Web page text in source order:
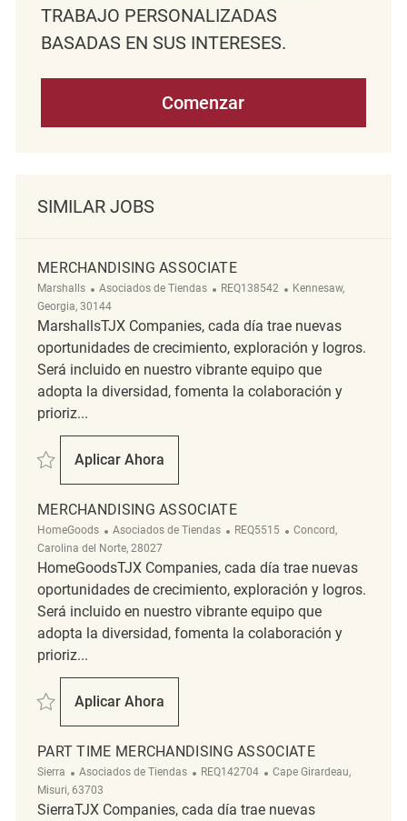
TRABAJO PERSONALIZADAS
BASADAS EN SUS INTERESES.
Comenzar
SIMILAR JOBS
MERCHANDISING ASSOCIATE
Marshalls Categoría
Asociados de Tiendas ReqId
REQ138542 Ubicación
Kennesaw,
Georgia, 30144
MarshallsTJX Companies, cada día trae nuevas
oportunidades de crecimiento, exploración y logros.
Será incluido en nuestro vibrante equipo que
adopta la diversidad, fomenta la colaboración y
prioriz...
Salvar Merchandising Associate REQ138542
Aplicar Ahora
Merchandising Associate
MERCHANDISING ASSOCIATE
HomeGoods Categoría
Asociados de Tiendas ReqId
REQ5515 Ubicación
Concord,
Carolina del Norte, 28027
HomeGoodsTJX Companies, cada día trae nuevas
oportunidades de crecimiento, exploración y logros.
Será incluido en nuestro vibrante equipo que
adopta la diversidad, fomenta la colaboración y
prioriz...
Salvar merchandising associate REQ5515
Aplicar Ahora
Merchandising Associate
PART TIME MERCHANDISING ASSOCIATE
Sierra Categoría
Asociados de Tiendas ReqId
REQ142704 Ubicación
Cape Girardeau,
Misuri, 63703
SierraTJX Companies, cada día trae nuevas